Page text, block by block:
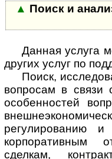
▲ Поиск и
Данная услуга
других услуг по
Поиск,
вопросам в связи
особенностей
регулированию
корпоративным
сделкам,